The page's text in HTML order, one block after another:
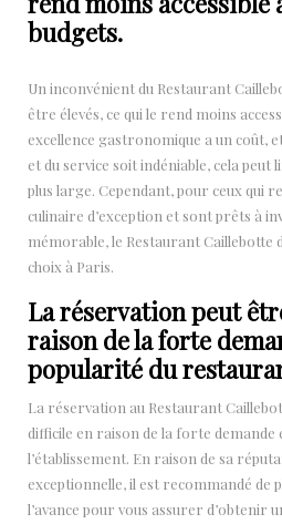
budgets.
Un inconvénient du Restaurant
être élevés, ce qui le rend moins
excellence gastronomique a un coût,
et du service soit indéniable, cela peut
plus large. Cependant, pour ceux qui
culinaire d’exception et sont prêts à
mémorable, le Restaurant Caillebotte
choix à Paris.
La réservation peut
raison de la forte
popularité du
La réservation au Restaurant
difficile en raison de la forte demande
l’établissement. En raison de sa
exceptionnelle, il est recommandé de
l’avance pour vous assurer d’obtenir